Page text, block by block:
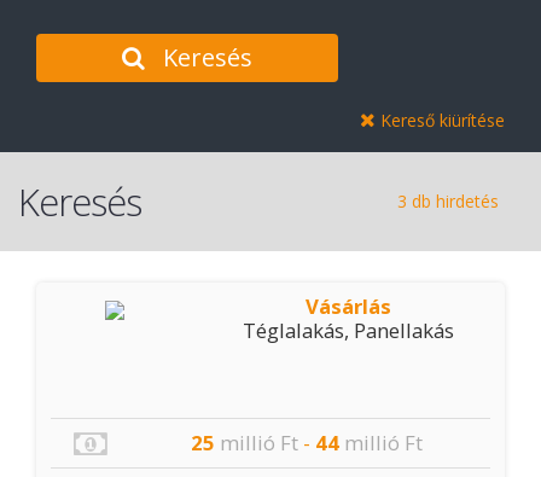
Keresés
Kereső kiürítése
3 db hirdetés
Keresés
Vásárlás
Téglalakás, Panellakás
25 millió Ft- 44 millió Ft